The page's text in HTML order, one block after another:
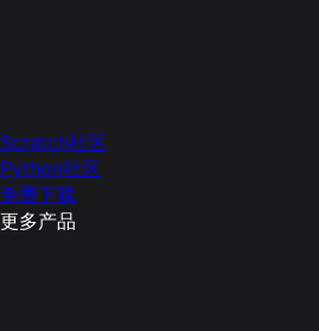
Scratch社区
Python社区
免费下载
更多产品